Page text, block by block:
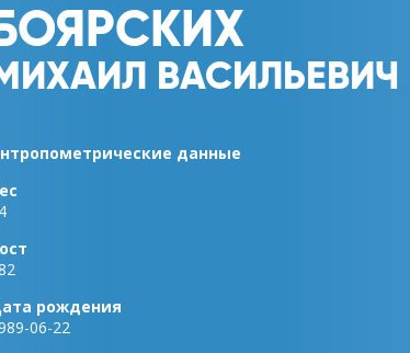
БОЯРСКИХ
ВАСИЛЬЕВИЧ
данные
рождения
06-22